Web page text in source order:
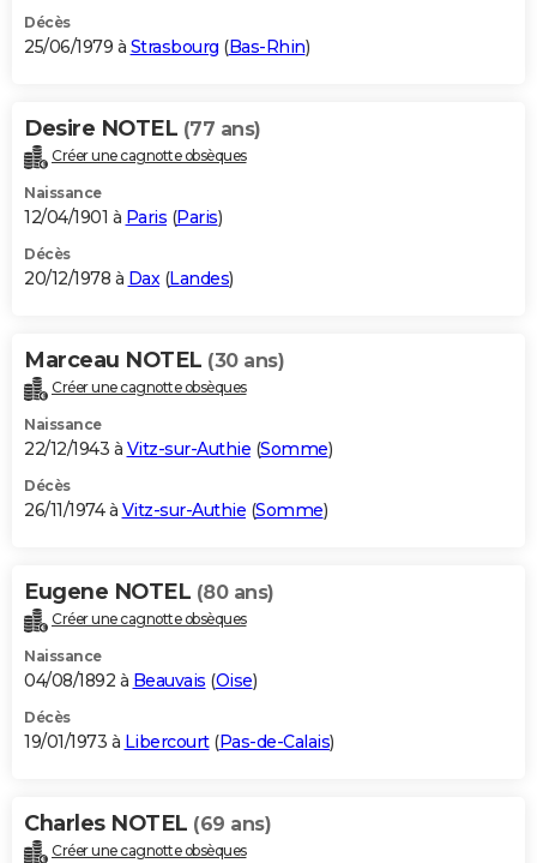
Décès
25/06/1979 à Strasbourg (Bas-Rhin)
Desire NOTEL (77 ans)
Créer une cagnotte obsèques
Naissance
12/04/1901 à Paris (Paris)
Décès
20/12/1978 à Dax(Landes)
Marceau NOTEL (30 ans)
Créer une cagnotte obsèques
Naissance
22/12/1943 à Vitz-sur-Authie (Somme)
Décès
26/11/1974 à Vitz-sur-Authie (Somme)
Eugene NOTEL (80 ans)
Créer une cagnotte obsèques
Naissance
04/08/1892 à Beauvais (Oise)
Décès
19/01/1973 à Libercourt(Pas-de-Calais)
Charles NOTEL (69 ans)
Créer une cagnotte obsèques